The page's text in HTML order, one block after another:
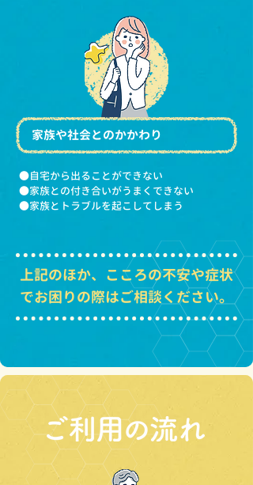
家族や社会とのかかわり
●自宅から出ることができない
●家族との付き合いがうまくできない
●家族とトラブルを起こしてしまう
上記のほか、こころの不安や症状
でお困りの際はご相談ください。